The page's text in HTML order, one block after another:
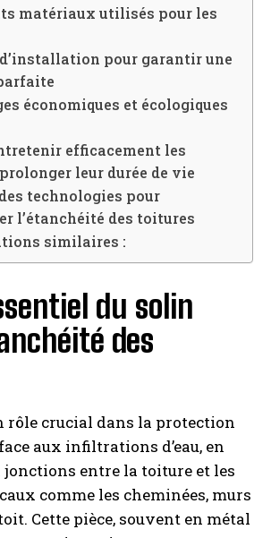
matériaux utilisés pour les
pour garantir une
économiques et écologiques
efficacement les
leur durée de vie
technologies pour
l’étanchéité des toitures
similaires :
du solin
des
rôle crucial dans la protection
aux infiltrations d’eau, en
entre la toiture et les
comme les cheminées, murs
Cette pièce, souvent en métal